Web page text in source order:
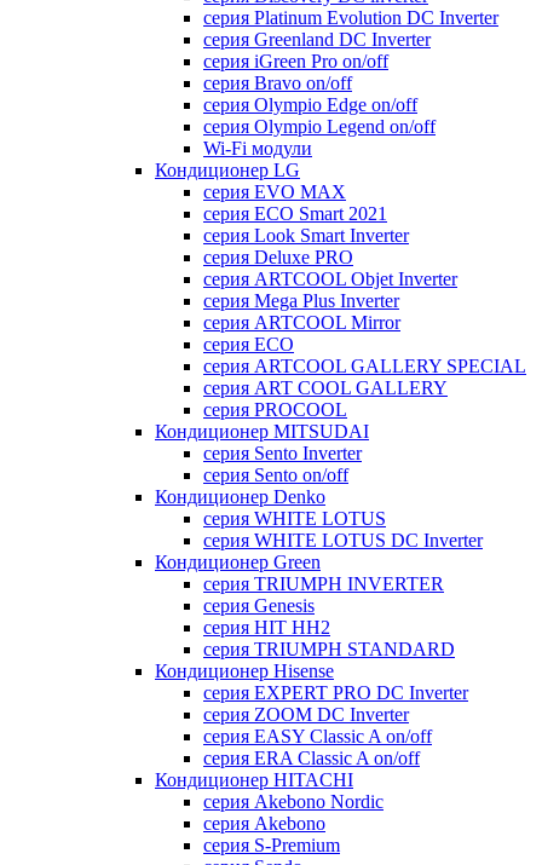
серия Platinum Evolution DC Inverter
серия Greenland DC Inverter
серия iGreen Pro on/off
серия Bravo on/off
серия Olympio Edge on/off
серия Olympio Legend on/off
Wi-Fi модули
Кондиционер LG
серия EVO MAX
серия ECO Smart 2021
серия Look Smart Inverter
серия Deluxe PRO
серия ARTCOOL Objet Inverter
серия Mega Plus Inverter
серия ARTCOOL Mirror
серия ECO
серия ARTCOOL GALLERY SPECIAL
серия ART COOL GALLERY
серия PROCOOL
Кондиционер MITSUDAI
серия Sento Inverter
серия Sento on/off
Кондиционер Denko
серия WHITE LOTUS
серия WHITE LOTUS DC Inverter
Кондиционер Green
серия TRIUMPH INVERTER
серия Genesis
серия HIT HH2
серия TRIUMPH STANDARD
Кондиционер Hisense
серия EXPERT PRO DC Inverter
серия ZOOM DC Inverter
серия EASY Classic A on/off
серия ERA Classic A on/off
Кондиционер HITACHI
cерия Akebono Nordic
серия Akebono
серия S-Premium